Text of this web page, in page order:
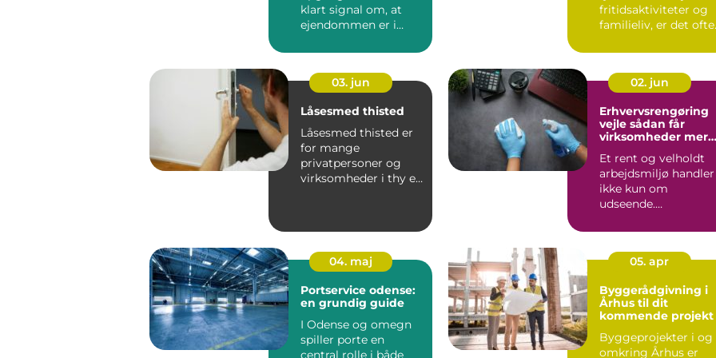
klart signal om, at
ejendommen er i
bliver...
fritidsaktiviteter og
familieliv, er det ofte
03. jun
Låsesmed thisted
Låsesmed thisted er
for mange
privatpersoner og
virksomheder i thy en
02. jun
Erhvervsrengøring
vejle sådan får
virksomheder mere
image
Et rent og velholdt
arbejdsmiljø handler
ikke kun om
udseende.
både medarbejder...
04. maj
Portservice odense:
en grundig guide
I Odense og omegn
spiller porte en
central rolle i både
05. apr
Byggerådgivning i
Århus til dit
kommende projekt
Byggeprojekter i og
omkring Århus er